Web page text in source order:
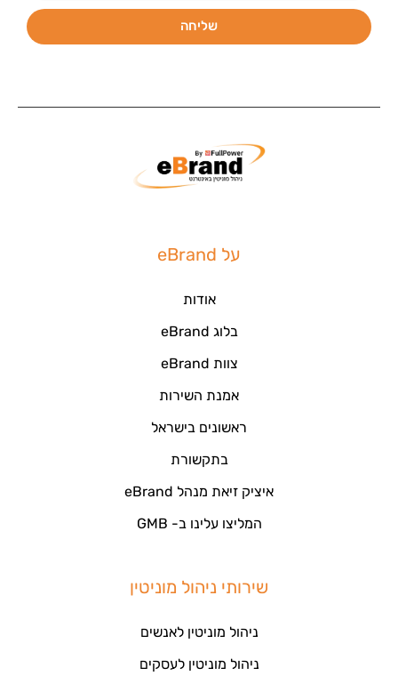
שליחה
על eBrand
אודות
בלוג eBrand
צוות eBrand
אמנת השירות
ראשונים בישראל
בתקשורת
איציק זיאת מנהל eBrand
המליצו עלינו ב- GMB
שירותי ניהול מוניטין
ניהול מוניטין לאנשים
ניהול מוניטין לעסקים